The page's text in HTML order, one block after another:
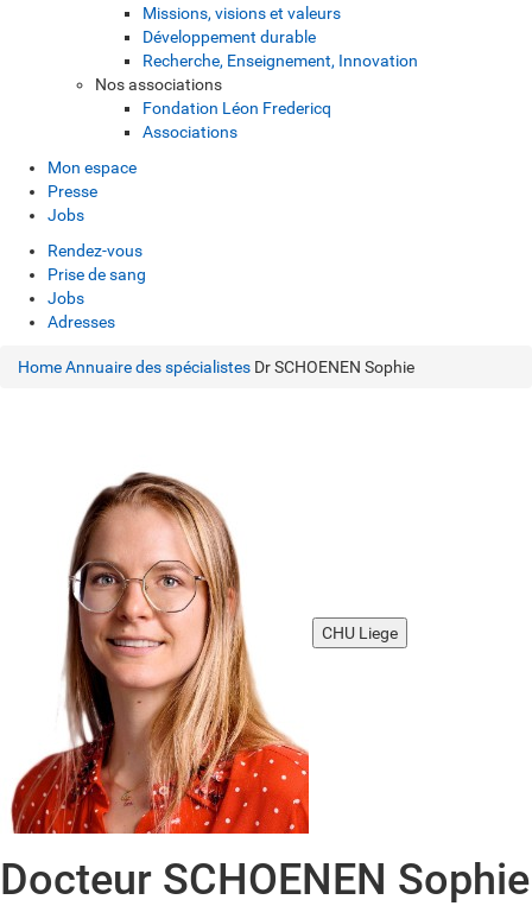
Missions, visions et valeurs
Développement durable
Recherche, Enseignement, Innovation
Nos associations
Fondation Léon Fredericq
Associations
Mon espace
Presse
Jobs
Rendez-vous
Prise de sang
Jobs
Adresses
HomeAnnuaire des spécialistes Dr SCHOENEN Sophie
CHU Liege
Docteur SCHOENEN Sophie